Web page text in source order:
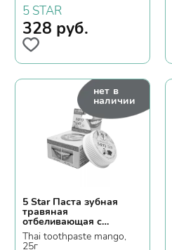
5 STAR
328 руб.
нет в
наличии
5 Star Паста зубная
травяная
отбеливающая с
экстрактом манго
Thai toothpaste mango,
25г